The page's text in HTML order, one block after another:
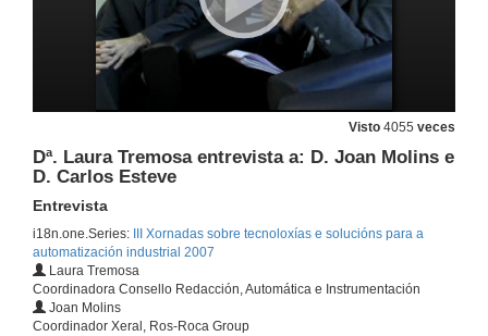
Visto 4055 veces
Dª. Laura Tremosa entrevista a: D. Joan Molins e
D. Carlos Esteve
Entrevista
i18n.one.Series:
III Xornadas sobre tecnoloxías e solucións para a
automatización industrial 2007
Laura Tremosa
Coordinadora Consello Redacción, Automática e Instrumentación
Joan Molins
Coordinador Xeral, Ros-Roca Group